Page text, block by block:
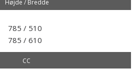
Højde / Bredde
785 / 510
785 / 610
CC